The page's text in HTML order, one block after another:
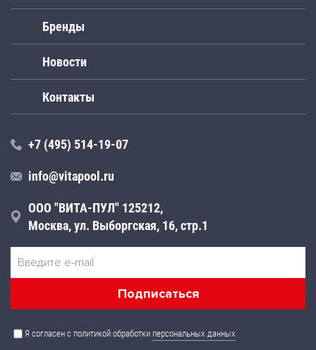
Бренды
Новости
Контакты
+7 (495) 514-19-07
info@vitapool.ru
ООО "ВИТА-ПУЛ" 125212,
Москва, ул. Выборгская, 16, стр.1
Я согласен с политикой обработки персональных данных